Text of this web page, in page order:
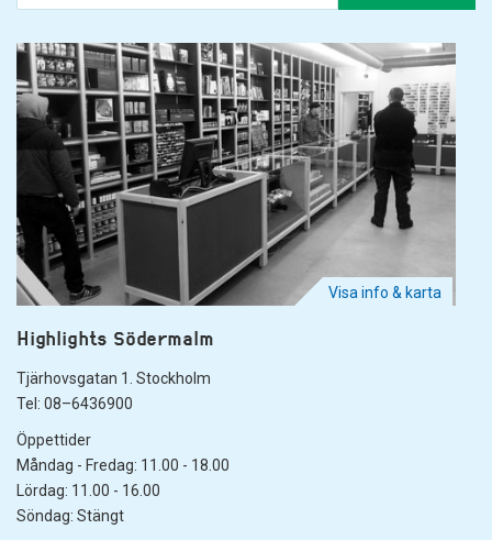
Det andra du behöver veta om kalligrafipennor är att de finns i många
dina ögon), såväl som metallic som silver och guld (som ger lite extra
stil).
Vi har en mängd olika stilar och material att välja mellan, så oavsett
vilka behov du har så har vi något för dig! Vårt urval omfattar både
Visa info & karta
Highlights Södermalm
Tjärhovsgatan 1. Stockholm
Tel: 08–6436900
Öppettider
Måndag - Fredag: 11.00 - 18.00
Lördag: 11.00 - 16.00
Söndag: Stängt